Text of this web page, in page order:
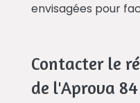
envisagées pour
Contacter le
de l'Aprova 84